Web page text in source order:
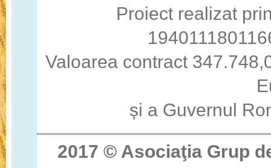
Proiect realizat
Valoarea contract
și a Guvernul
2017 © Asociaţia Grup